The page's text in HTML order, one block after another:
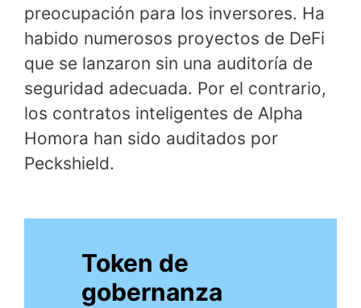
preocupación para los inversores. Ha
habido numerosos proyectos de DeFi
que se lanzaron sin una auditoría de
seguridad adecuada. Por el contrario,
los contratos inteligentes de Alpha
Homora han sido auditados por
Peckshield.
Token de
gobernanza